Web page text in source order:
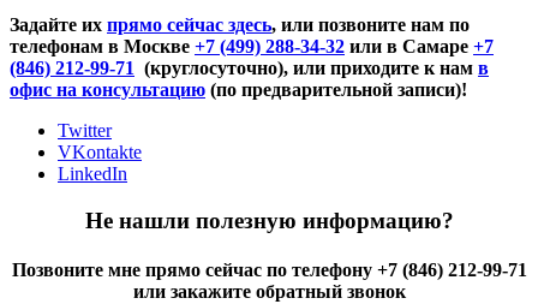
Задайте их прямо сейчас здесь, или позвоните нам по
телефонам в Москве +7 (499) 288-34-32 или в Самаре +7
(846) 212-99-71 (круглосуточно), или приходите к нам в
офис на консультацию (по предварительной записи)!
Twitter
VKontakte
LinkedIn
Не нашли полезную информацию?
Позвоните мне прямо сейчас по телефону +7 (846) 212-99-71
или закажите обратный звонок